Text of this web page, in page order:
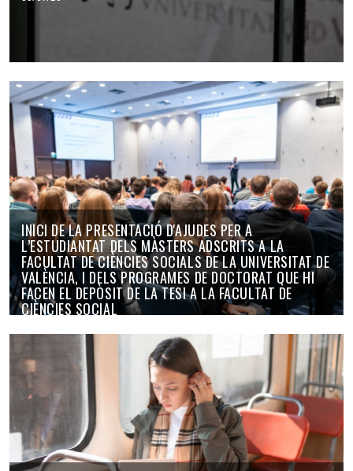
INICI DE LA PRESENTACIÓ D'AJUDES PER A
L’ESTUDIANTAT DELS MÀSTERS ADSCRITS A LA
FACULTAT DE CIÈNCIES SOCIALS DE LA UNIVERSITAT DE
VALÈNCIA, I DELS PROGRAMES DE DOCTORAT QUE HI
FACEN EL DEPÒSIT DE LA TESI A LA FACULTAT DE
CIÈNCIES SOCIAL